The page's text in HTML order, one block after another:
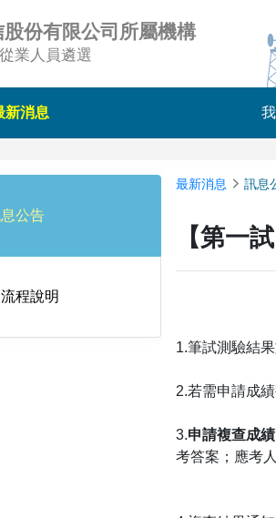
股份有限公司所屬機構
業人員遴選
新消息
公告
程說明
最新消息 訊息
【第一
1.筆試測驗結
2.若需申請成
3.申請複查成
考答案；應考